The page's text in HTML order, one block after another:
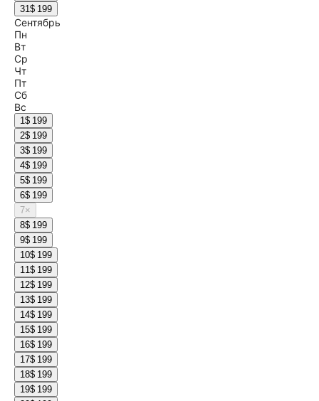
31$ 199
Сентябрь
Пн
Вт
Ср
Чт
Пт
Сб
Вс
1$ 199
2$ 199
3$ 199
4$ 199
5$ 199
6$ 199
7×
8$ 199
9$ 199
10$ 199
11$ 199
12$ 199
13$ 199
14$ 199
15$ 199
16$ 199
17$ 199
18$ 199
19$ 199